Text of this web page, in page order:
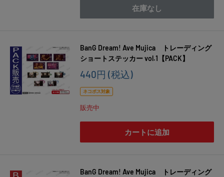
在庫なし
BanG Dream! Ave Mujica トレーディング
ショートステッカー vol.1【PACK】
販
価
格
440円 (税込)
ネコポス対象
販売中
カートに追加
BanG Dream! Ave Mujica トレーディング